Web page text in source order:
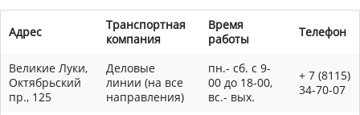
Адрес
Транспортная
компания
Время
работы
Телефон
Великие Луки,
Октябрьский
пр., 125
Деловые
линии (на все
направления)
пн.- сб. с 9-
00 до 18-00,
вс.- вых.
+ 7 (8115)
34-70-07